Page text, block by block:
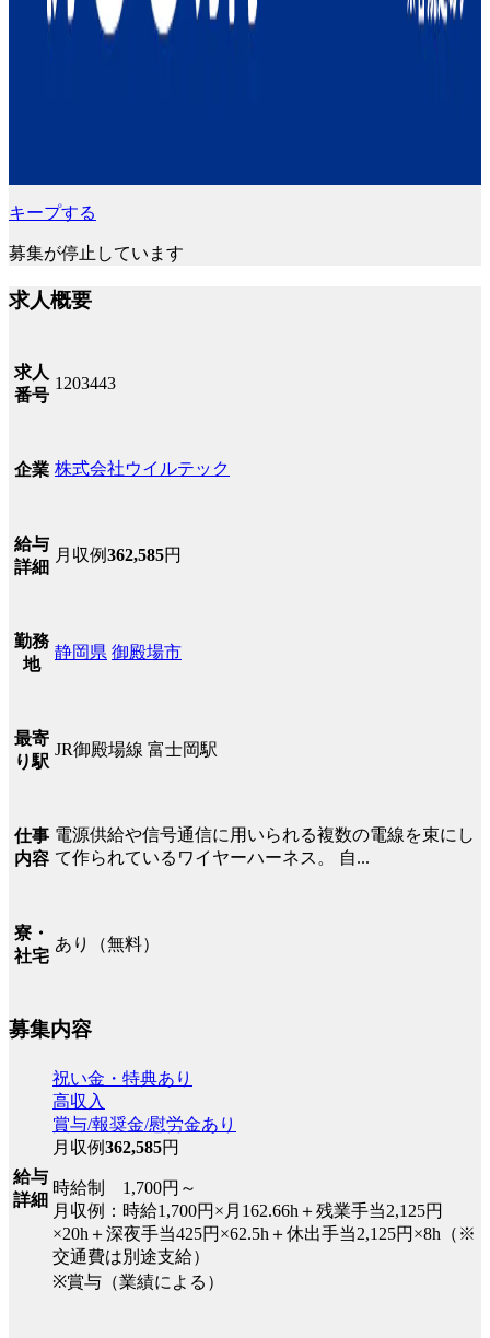
キープする
募集が停止しています
求人概要
求人
番号
1203443
企業 株式会社ウイルテック
給与
詳細
月収例362,585円
勤務
地
静岡県 御殿場市
最寄
り駅
JR御殿場線 富士岡駅
仕事
内容
電源供給や信号通信に用いられる複数の電線を束にし
て作られているワイヤーハーネス。 自...
寮・
社宅
あり（無料）
募集内容
給与
詳細
祝い金・特典あり
高収入
賞与/報奨金/慰労金あり
月収例362,585円
時給制 1,700円～
月収例：時給1,700円×月162.66h＋残業手当2,125円
×20h＋深夜手当425円×62.5h＋休出手当2,125円×8h（※
交通費は別途支給）
※賞与（業績による）